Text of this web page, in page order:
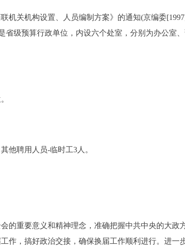
关机构设置、人员编制方案》的通知(京编委
级预算行政单位，内设六个处室，分别为办公室
聘用人员-临时工3人。
重要意义和精神理念，准确把握中共中央的大政
作，搞好政治交接，确保换届工作顺利进行。进一